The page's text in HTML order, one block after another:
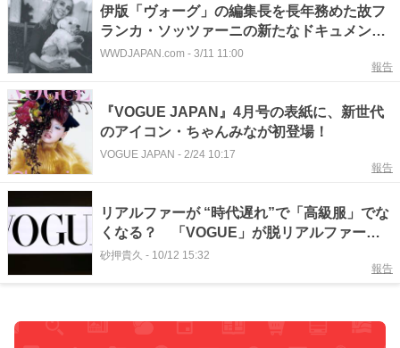
伊版「ヴォーグ」の編集長を長年務めた故フ
ランカ・ソッツァーニの新たなドキュメンタ
リー映画が公開
WWDJAPAN.com - 3/11 11:00
報告
『VOGUE JAPAN』4月号の表紙に、新世代
のアイコン・ちゃんみなが初登場！
VOGUE JAPAN - 2/24 10:17
報告
リアルファーが “時代遅れ”で「高級服」でな
くなる？ 「VOGUE」が脱リアルファー宣
言 #エキスパートトピ
砂押貴久 - 10/12 15:32
報告